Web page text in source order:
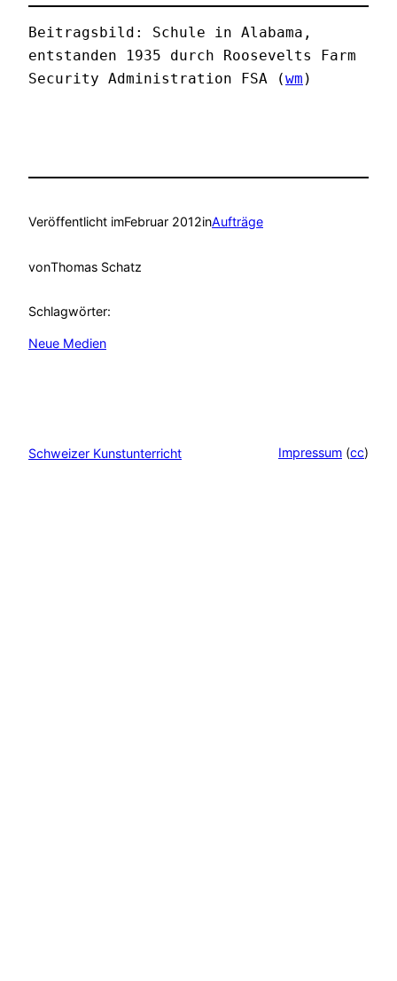
Beitragsbild: Schule in Alabama,
entstanden 1935 durch Roosevelts Farm
Security Administration FSA (wm )
Veröffentlicht imFebruar 2012inAufträge
vonThomas Schatz
Schlagwörter:
Neue Medien
Schweizer Kunstunterricht Impressum (cc)